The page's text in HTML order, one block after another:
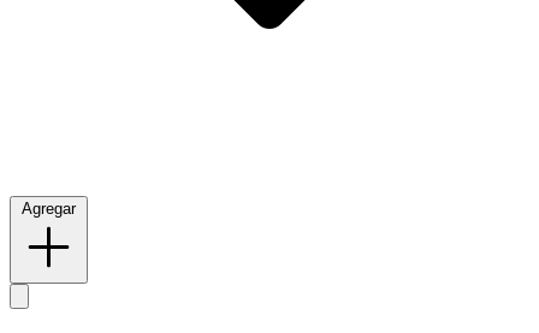
Agregar